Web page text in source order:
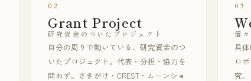
02
Grant Project
研究資金のついたプロジェクト
自分の周りで動いている、研究資金のつ
いたプロジェクト。代表・分担・協力を
問わず。さきがけ・CREST・ムーンショ
03
個
具
ロ
究